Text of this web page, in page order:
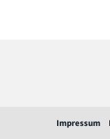
Impressum